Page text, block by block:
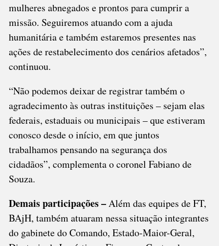
mulheres abnegados e prontos para cumprir a
missão. Seguiremos atuando com a ajuda
humanitária e também estaremos presentes nas
ações de restabelecimento dos cenários afetados”,
continuou.
“Não podemos deixar de registrar também o
agradecimento às outras instituições – sejam elas
federais, estaduais ou municipais – que estiveram
conosco desde o início, em que juntos
trabalhamos pensando na segurança dos
cidadãos”, complementa o coronel Fabiano de
Souza.
Demais participações –Além das equipes de FT,
BAjH, também atuaram nessa situação integrantes
do gabinete do Comando, Estado-Maior-Geral,